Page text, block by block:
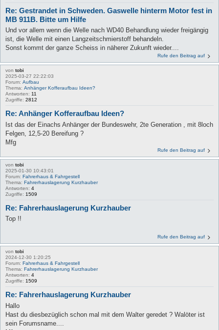
Re: Gestrandet in Schweden. Gaswelle hinterm Motor fest in
MB 911B. Bitte um Hilfe
Und vor allem wenn die Welle nach WD40 Behandlung wieder freigängig
ist, die Welle mit einen Langzeitschmierstoff behandeln.
Sonst kommt der ganze Scheiss in näherer Zukunft wieder....
Rufe den Beitrag auf
von tobi
2025-03-27 22:22:03
Forum: Aufbau
Thema: Anhänger Kofferaufbau Ideen?
Antworten: 11
Zugriffe: 2812
Re: Anhänger Kofferaufbau Ideen?
Ist das der Einachs Anhänger der Bundeswehr, 2te Generation , mit 8loch
Felgen, 12,5-20 Bereifung ?
Mfg
Rufe den Beitrag auf
von tobi
2025-01-30 10:43:01
Forum: Fahrerhaus & Fahrgestell
Thema: Fahrerhauslagerung Kurzhauber
Antworten: 4
Zugriffe: 1509
Re: Fahrerhauslagerung Kurzhauber
Top !!
Rufe den Beitrag auf
von tobi
2024-12-30 1:20:25
Forum: Fahrerhaus & Fahrgestell
Thema: Fahrerhauslagerung Kurzhauber
Antworten: 4
Zugriffe: 1509
Re: Fahrerhauslagerung Kurzhauber
Hallo
Hast du diesbezüglich schon mal mit dem Walter geredet ? Walöter ist
sein Forumsname....